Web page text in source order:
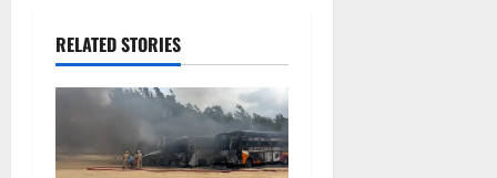
RELATED STORIES